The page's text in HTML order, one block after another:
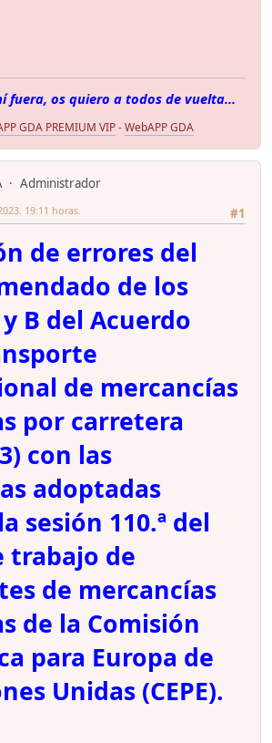
fuera, os quiero a todos de vuelta...
GDA PREMIUM VIP-WebAPP GDA
Administrador
#1
19:11 horas.
de errores del
de los
B del Acuerdo
de mercancías
por carretera
con las
adoptadas
sesión 110.ª del
trabajo de
de mercancías
de la Comisión
para Europa de
Unidas (CEPE).